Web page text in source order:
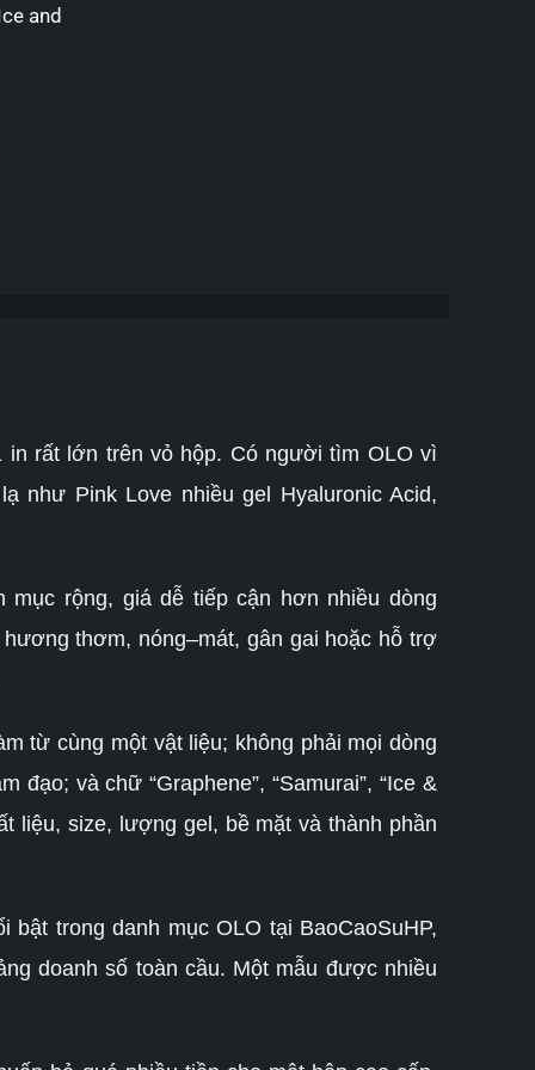
and
rất lớn trên vỏ hộp. Có người tìm OLO vì
như Pink Love nhiều gel Hyaluronic Acid,
rộng, giá dễ tiếp cận hơn nhiều dòng
thơm, nóng–mát, gân gai hoặc hỗ trợ
từ cùng một vật liệu; không phải mọi dòng
và chữ “Graphene”, “Samurai”, “Ice &
liệu, size, lượng gel, bề mặt và thành phần
trong danh mục OLO tại BaoCaoSuHP,
doanh số toàn cầu. Một mẫu được nhiều